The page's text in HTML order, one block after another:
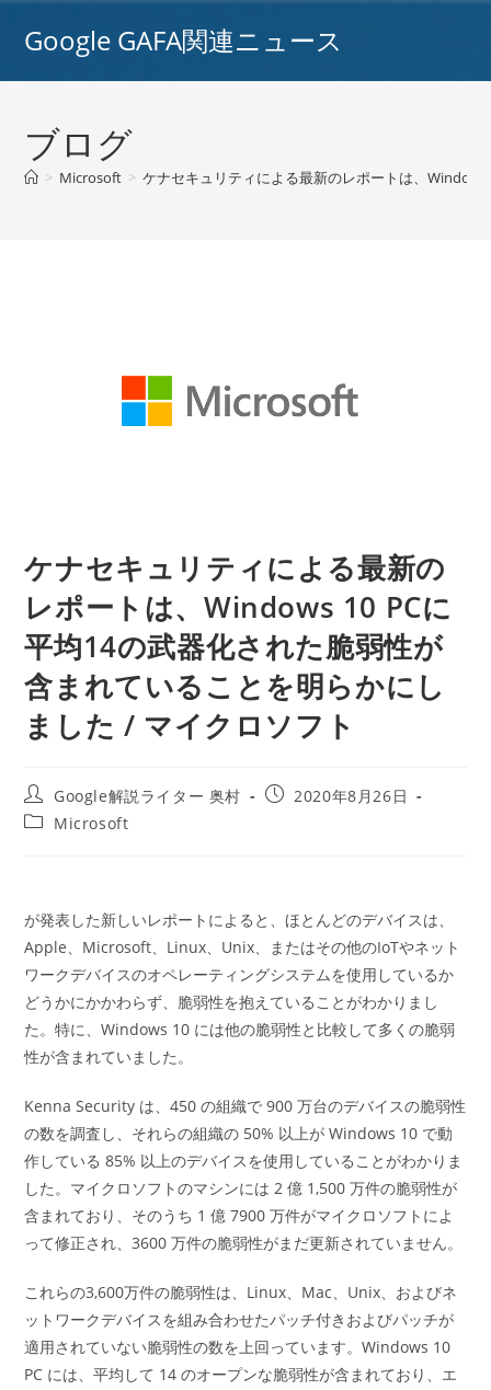
Google GAFA関連ニュース
ブログ
> Microsoft > ケナセキュリティによる最新のレポートは、
ケナセキュリティによる最新の
レポートは、Windows 10 PCに
平均14の武器化された脆弱性が
含まれていることを明らかにし
ました / マイクロソフト
投
稿
者:
Google解説ライター 奥村
投
2020年8月26日
投
リ
ー:
Microsoft
が発表した新しいレポートによると、ほとんどのデバイスは、
Apple、Microsoft、Linux、Unix、またはその他のIoTやネット
ワークデバイスのオペレーティングシステムを使用しているか
どうかにかかわらず、脆弱性を抱えていることがわかりまし
た。特に、Windows 10 には他の脆弱性と比較して多くの脆弱
性が含まれていました。
Kenna Security は、450 の組織で 900 万台のデバイスの脆弱性
の数を調査し、それらの組織の 50% 以上が Windows 10 で動
作している 85% 以上のデバイスを使用していることがわかりま
した。マイクロソフトのマシンには 2 億 1,500 万件の脆弱性が
含まれており、そのうち 1 億 7900 万件がマイクロソフトによ
って修正され、3600 万件の脆弱性がまだ更新されていません。
これらの3,600万件の脆弱性は、Linux、Mac、Unix、およびネ
ットワークデバイスを組み合わせたパッチ付きおよびパッチが
適用されていない脆弱性の数を上回っています。Windows 10
PC には、平均して 14 のオープンな脆弱性が含まれており、エ